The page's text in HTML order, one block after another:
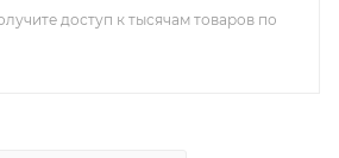
доступ к тысячам товаров по